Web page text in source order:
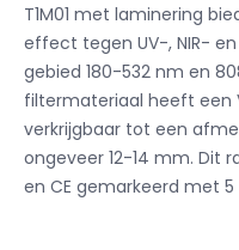
T1M01 met laminering
effect tegen UV-, NIR-
gebied 180-532 nm en
filtermateriaal heeft een
verkrijgbaar tot een
ongeveer 12-14 mm. Dit
en CE gemarkeerd met